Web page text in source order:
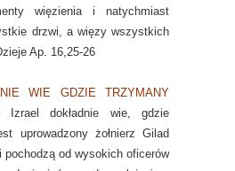
więzienia i natychmiast
drzwi, a więzy wszystkich
Ap. 16,25-26
WIE GDZIE TRZYMANY
dokładnie wie, gdzie
uprowadzony żołnierz Gilad
od wysokich oficerów